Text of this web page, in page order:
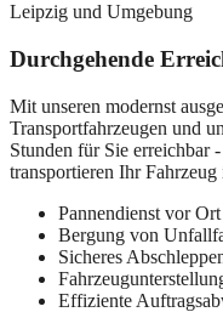
Leipzig und Umgebung
Durchgehende
Mit unseren modernst
Transportfahrzeugen und
Stunden für Sie erreichbar
transportieren Ihr
Pannendienst vor
Bergung von
Sicheres
Effiziente